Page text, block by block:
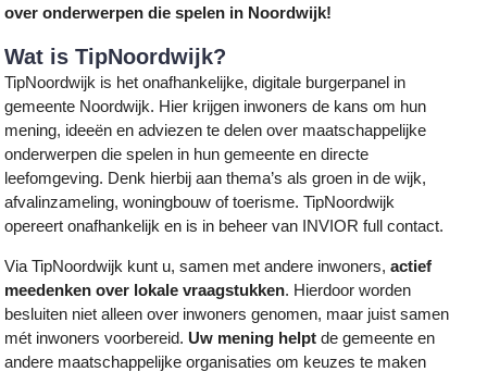
over onderwerpen die spelen in Noordwijk!
Wat is TipNoordwijk?
TipNoordwijk is het onafhankelijke, digitale burgerpanel in
gemeente Noordwijk. Hier krijgen inwoners de kans om hun
mening, ideeën en adviezen te delen over maatschappelijke
onderwerpen die spelen in hun gemeente en directe
leefomgeving. Denk hierbij aan thema’s als groen in de wijk,
afvalinzameling, woningbouw of toerisme. TipNoordwijk
opereert onafhankelijk en is in beheer van INVIOR full contact.
Via TipNoordwijk kunt u, samen met andere inwoners,actief
meedenken over lokale vraagstukken. Hierdoor worden
besluiten niet alleen over inwoners genomen, maar juist samen
mét inwoners voorbereid. Uw mening helpt de gemeente en
andere maatschappelijke organisaties om keuzes te maken